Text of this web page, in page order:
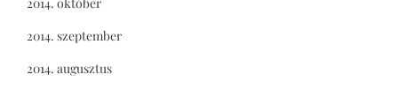
2014. szeptember
2014. augusztus